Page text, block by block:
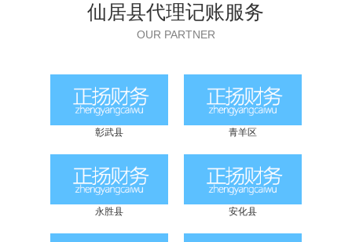
仙居县代理记账服务
OUR PARTNER
彰武县 青羊区
永胜县 安化县